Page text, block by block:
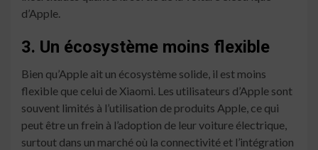
d’Apple.
3. Un écosystème moins flexible
Bien qu’Apple ait un écosystème solide, il est moins
flexible que celui de Xiaomi. Les utilisateurs d’Apple sont
souvent limités à l’utilisation de produits Apple, ce qui
peut être un frein à l’adoption de leur voiture électrique,
surtout dans un marché où la connectivité et l’intégration